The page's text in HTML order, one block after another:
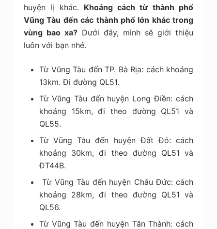
huyện lị khác. Khoảng cách từ thành phố
Vũng Tàu đến các thành phố lớn khác trong
vùng bao xa? Dưới đây, mình sẽ giới thiệu
luôn với bạn nhé.
Từ Vũng Tàu đến TP. Bà Rịa: cách khoảng
13km. Đi đường QL51.
Từ Vũng Tàu đến huyện Long Điền: cách
khoảng 15km, đi theo đường QL51 và
QL55.
Từ Vũng Tàu đến huyện Đất Đỏ: cách
khoảng 30km, đi theo đường QL51 và
ĐT44B.
Từ Vũng Tàu đến huyện Châu Đức: cách
khoảng 28km, đi theo đường QL51 và
QL56.
Từ Vũng Tàu đến huyện Tân Thành: cách